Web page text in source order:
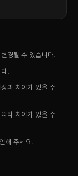
경될 수 있습니다.
.
과 차이가 있을 수
라 차이가 있을 수
해 주세요.